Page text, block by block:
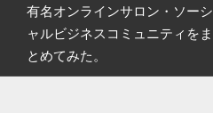
前
の
投
稿:
有名オンラインサロン・ソーシ
ャルビジネスコミュニティをま
とめてみた。